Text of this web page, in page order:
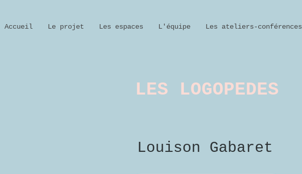
Accueil Le projet Les espaces L'équipe Les ateliers-conférences
LES LOGOPEDES
Louison Gabaret